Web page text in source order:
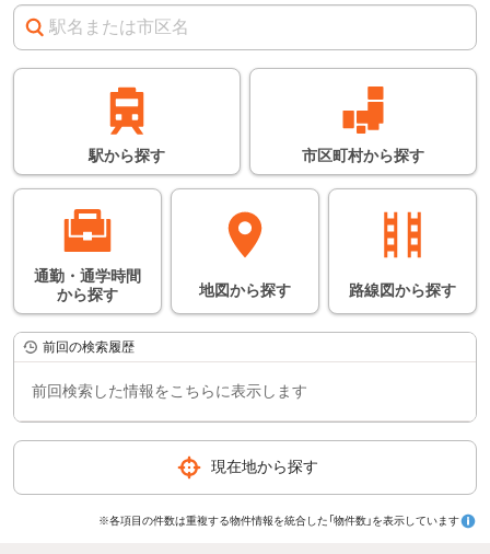
は、鉄道会社のホーム
ページなどでご確認く
常時にかかる時間の平
均となります。
駅から探す 市区町村から探す
通勤・通学時間
から探す 地図から探す 路線図から探す
前回の検索履歴
前回検索した情報をこちらに表示します
現在地から探す
※各項目の件数は重複する物件情報を統合した「物件数」を表示しています